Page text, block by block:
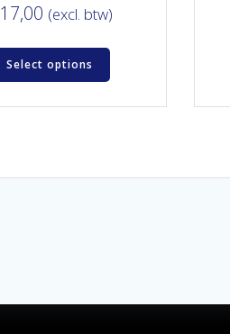
17,00 (excl. btw)
Select options